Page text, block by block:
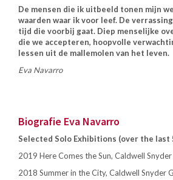
De mensen die ik uitbeeld tonen mijn
waarden waar ik voor leef. De
tijd die voorbij gaat. Diep menselijke
die we accepteren, hoopvolle
lessen uit de mallemolen van het leven.
Eva Navarro
Biografie Eva Navarro
Selected Solo Exhibitions (over the last
2019 Here Comes the Sun, Caldwell Snyder
2018 Summer in the City, Caldwell Snyder